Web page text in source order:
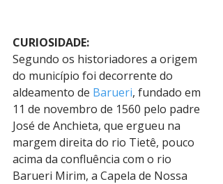
CURIOSIDADE:
Segundo os historiadores a origem
do município foi decorrente do
aldeamento de Barueri, fundado em
11 de novembro de 1560 pelo padre
José de Anchieta, que ergueu na
margem direita do rio Tietê, pouco
acima da confluência com o rio
Barueri Mirim, a Capela de Nossa